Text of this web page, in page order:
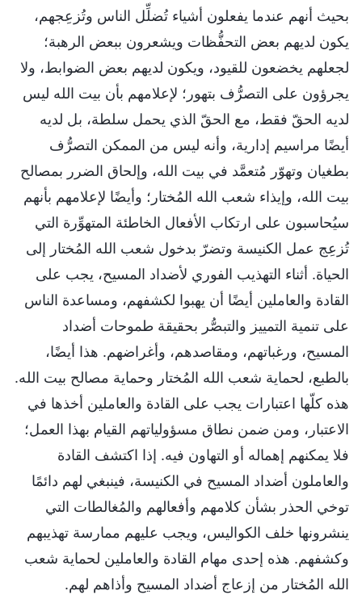
بحيث أنهم عندما يفعلون أشياء تُضلِّل الناس وتُزعِجهم،
يكون لديهم بعض التحفُّظات ويشعرون ببعض الرهبة؛
لجعلهم يخضعون للقيود، ويكون لديهم بعض الضوابط، ولا
يجرؤون على التصرُّف بتهور؛ لإعلامهم بأن بيت الله ليس
لديه الحقّ فقط، مع الحقّ الذي يحمل سلطة، بل لديه
أيضًا مراسيم إدارية، وأنه ليس من الممكن التصرُّف
بطغيان وتهوّر مُتعمَّد في بيت الله، وإلحاق الضرر بمصالح
بيت الله، وإيذاء شعب الله المُختار؛ وأيضًا لإعلامهم بأنهم
سيُحاسبون على ارتكاب الأفعال الخاطئة المتهوِّرة التي
تُزعِج عمل الكنيسة وتضرّ بدخول شعب الله المُختار إلى
الحياة. أثناء التهذيب الفوري لأضداد المسيح، يجب على
القادة والعاملين أيضًا أن يهبوا لكشفهم، ومساعدة الناس
على تنمية التمييز والتبصُّر بحقيقة طموحات أضداد
المسيح، ورغباتهم، ومقاصدهم، وأغراضهم. هذا أيضًا،
بالطبع، لحماية شعب الله المُختار وحماية مصالح بيت الله.
هذه كلّها اعتبارات يجب على القادة والعاملين أخذها في
الاعتبار، ومن ضمن نطاق مسؤولياتهم القيام بهذا العمل؛
فلا يمكنهم إهماله أو التهاون فيه. إذا اكتشف القادة
والعاملون أضداد المسيح في الكنيسة، فينبغي لهم دائمًا
توخي الحذر بشأن كلامهم وأفعالهم والمُغالطات التي
ينشرونها خلف الكواليس، ويجب عليهم ممارسة تهذيبهم
وكشفهم. هذه إحدى مهام القادة والعاملين لحماية شعب
الله المُختار من إزعاج أضداد المسيح وأذاهم لهم.